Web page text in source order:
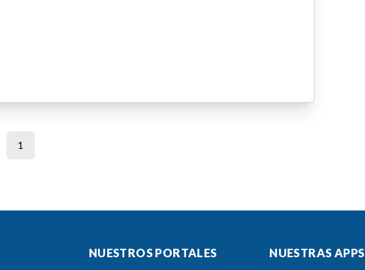
1
NUESTROS PORTALES NUESTRAS APPS